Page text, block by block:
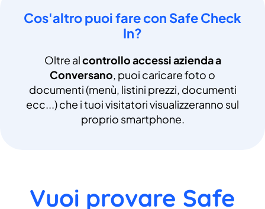
Cos'altro puoi fare con Safe Check
In?
Oltre alcontrollo accessi azienda a
Conversano, puoi caricare foto o
documenti (menù, listini prezzi, documenti
ecc...) che i tuoi visitatori visualizzeranno sul
proprio smartphone.
Vuoi provare Safe